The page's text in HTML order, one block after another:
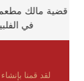
قضية مالك
في
لقد قمنا